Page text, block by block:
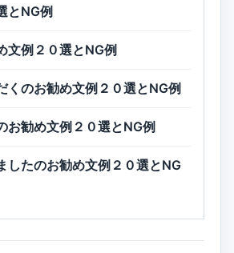
とNG例
文例２０選とNG例
くのお勧め文例２０選とNG例
お勧め文例２０選とNG例
したのお勧め文例２０選とNG